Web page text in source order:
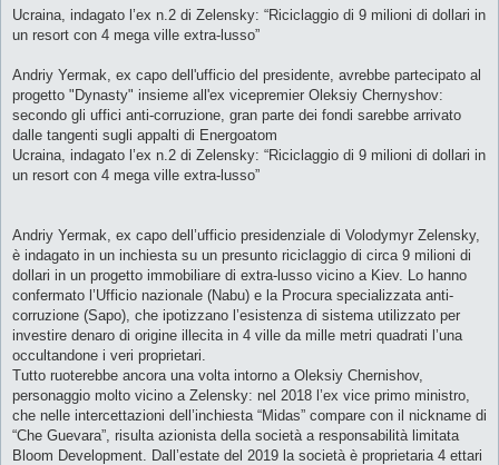
Ucraina, indagato l’ex n.2 di Zelensky: “Riciclaggio di 9 milioni di dollari in
un resort con 4 mega ville extra-lusso”
Andriy Yermak, ex capo dell'ufficio del presidente, avrebbe partecipato al
progetto "Dynasty" insieme all'ex vicepremier Oleksiy Chernyshov:
secondo gli uffici anti-corruzione, gran parte dei fondi sarebbe arrivato
dalle tangenti sugli appalti di Energoatom
Ucraina, indagato l’ex n.2 di Zelensky: “Riciclaggio di 9 milioni di dollari in
un resort con 4 mega ville extra-lusso”
Andriy Yermak, ex capo dell’ufficio presidenziale di Volodymyr Zelensky,
è indagato in un inchiesta su un presunto riciclaggio di circa 9 milioni di
dollari in un progetto immobiliare di extra-lusso vicino a Kiev. Lo hanno
confermato l’Ufficio nazionale (Nabu) e la Procura specializzata anti-
corruzione (Sapo), che ipotizzano l’esistenza di sistema utilizzato per
investire denaro di origine illecita in 4 ville da mille metri quadrati l’una
occultandone i veri proprietari.
Tutto ruoterebbe ancora una volta intorno a Oleksiy Chernishov,
personaggio molto vicino a Zelensky: nel 2018 l’ex vice primo ministro,
che nelle intercettazioni dell’inchiesta “Midas” compare con il nickname di
“Che Guevara”, risulta azionista della società a responsabilità limitata
Bloom Development. Dall’estate del 2019 la società è proprietaria 4 ettari